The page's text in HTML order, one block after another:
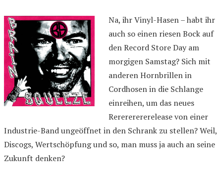
Na, ihr Vinyl-Hasen – habt ihr
auch so einen riesen Bock auf
den Record Store Day am
morgigen Samstag? Sich mit
anderen Hornbrillen in
Cordhosen in die Schlange
einreihen, um das neues
Rerererererelease von einer
Industrie-Band ungeöffnet in den Schrank zu stellen? Weil,
Discogs, Wertschöpfung und so, man muss ja auch an seine
Zukunft denken?